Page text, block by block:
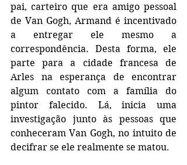
pai, carteiro que era amigo pessoal
de Van Gogh, Armand é incentivado
a entregar ele mesmo a
correspondência. Desta forma, ele
parte para a cidade francesa de
Arles na esperança de encontrar
algum contato com a família do
pintor falecido. Lá, inicia uma
investigação junto às pessoas que
conheceram Van Gogh, no intuito de
decifrar se ele realmente se matou.